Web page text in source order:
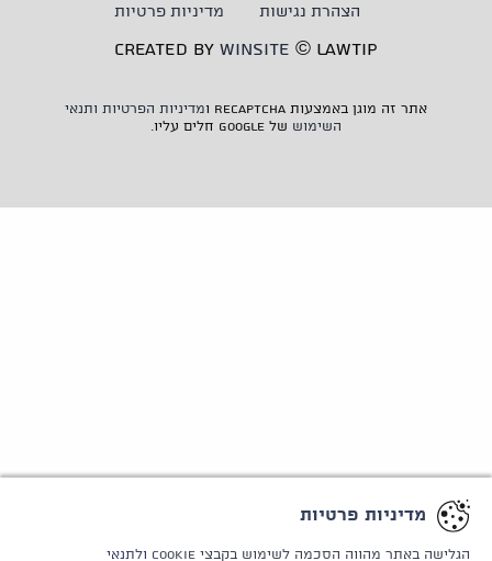
הצהרת נגישות מדיניות פרטיות
CREATED BY WINSITE © LAWTIP
אתר זה מוגן באמצעות reCAPTCHA ו מדיניות הפרטיות ותנאי
השימוש של Google חלים עליו.
מדיניות פרטיות
הגלישה באתר מהווה הסכמה לשימוש בקבצי Cookie ולתנאי